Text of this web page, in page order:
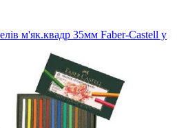
м'як.квадр 35мм Faber-Castell у